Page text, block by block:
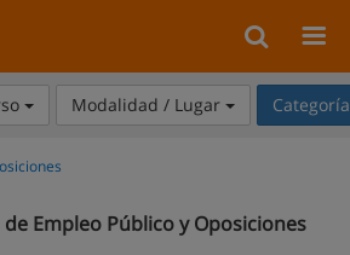
Modalidad / Lugar
Empleo Público y Oposiciones